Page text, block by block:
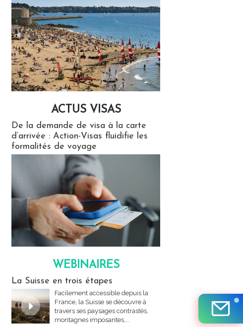
ACTUS VISAS
De la demande de visa à la carte
d’arrivée : Action-Visas fluidifie les
formalités de voyage
WEBINAIRES
La Suisse en trois étapes
Facilement accessible depuis la
France, la Suisse se découvre à
travers ses paysages contrastés,
montagnes imposantes,...